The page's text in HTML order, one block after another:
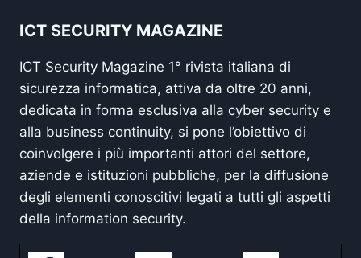
ICT SECURITY MAGAZINE
ICT Security Magazine 1° rivista italiana di
sicurezza informatica, attiva da oltre 20 anni,
dedicata in forma esclusiva alla cyber security e
alla business continuity, si pone l’obiettivo di
coinvolgere i più importanti attori del settore,
aziende e istituzioni pubbliche, per la diffusione
degli elementi conoscitivi legati a tutti gli aspetti
della information security.